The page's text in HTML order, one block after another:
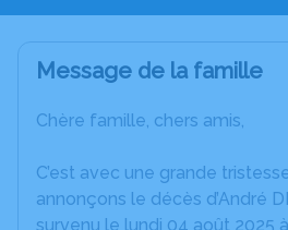
Message de la famille
Chère famille, chers amis,
C’est avec une grande
annonçons le décès d’André
survenu le lundi 04 août 2025